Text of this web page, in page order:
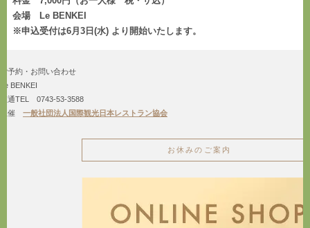
会場 Le BENKEI
※申込受付は6月3日(水) より開始いたします。
ご予約・お問い合わせ
Le BENKEI
直通TEL 0743-53-3588
主催 一般社団法人国際観光日本レストラン協会
お休みのご案内